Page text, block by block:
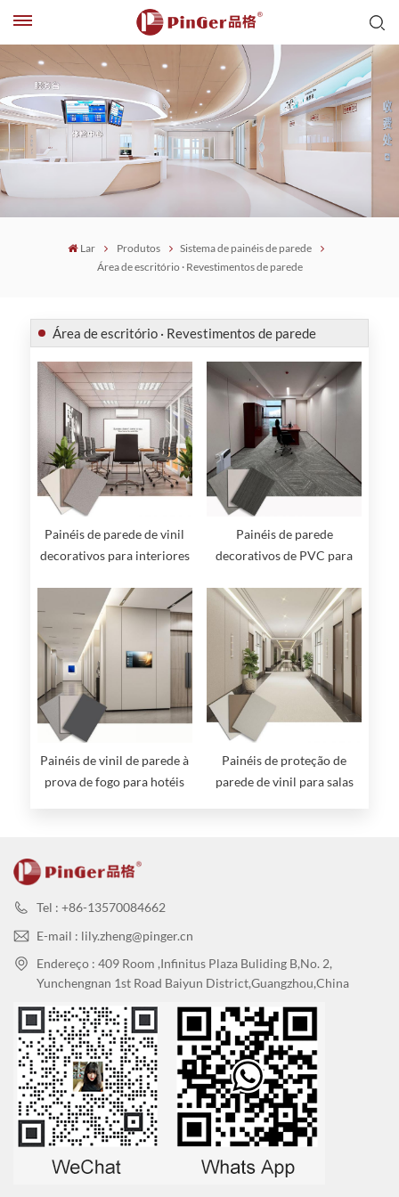
Lar Produtos
Sistema de painéis de parede
Área de escritório · Revestimentos de parede
Área de escritório · Revestimentos de parede
Painéis de parede de vinil
decorativos para interiores
Painéis de parede
decorativos de PVC para
Painéis de vinil de parede à
prova de fogo para hotéis
Painéis de proteção de
parede de vinil para salas
Tel : +86-13570084662
E-mail : lily.zheng@pinger.cn
Endereço : 409 Room ,Infinitus Plaza Buliding B,No. 2,
Yunchengnan 1st Road Baiyun District,Guangzhou,China